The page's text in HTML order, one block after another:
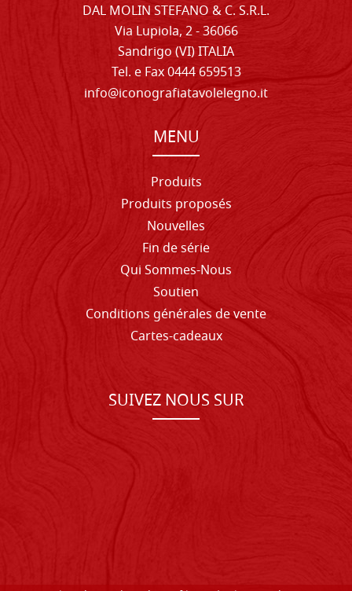
DAL MOLIN STEFANO & C. S.R.L.
Via Lupiola, 2 - 36066
Sandrigo (VI) ITALIA
Tel. e Fax 0444 659513
info@iconografiatavolelegno.it
MENU
Produits
Produits proposés
Nouvelles
Fin de série
Qui Sommes-Nous
Soutien
Conditions générales de vente
Cartes-cadeaux
SUIVEZ NOUS SUR